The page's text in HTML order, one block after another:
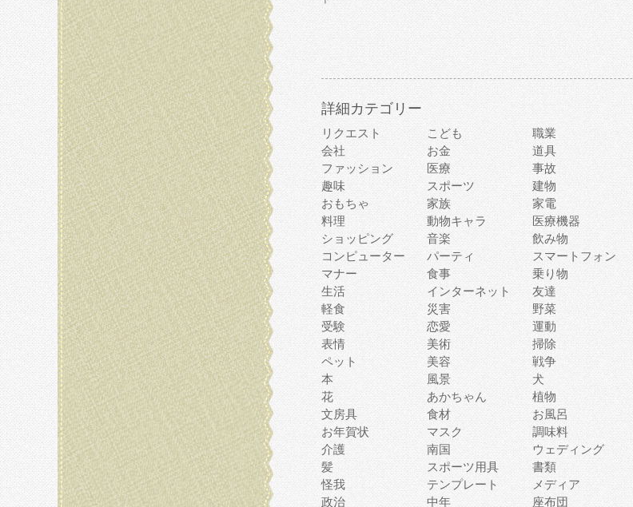
詳細カテゴリー
リクエスト こども 職業
会社
お金 道具
ファッション
医療 事故
趣味
スポーツ 建物
おもちゃ
家族 家電
料理
動物キャラ 医療機器
ショッピング
音楽 飲み物
コンピューター
パーティ スマートフォン
マナー
食事 乗り物
生活
インターネット 友達
軽食
災害 野菜
受験
恋愛 運動
表情
美術 掃除
ペット
美容 戦争
本
風景 犬
花
あかちゃん 植物
文房具
食材 お風呂
お年賀状
マスク 調味料
介護
南国 ウェディング
髪
スポーツ用具 書類
怪我
テンプレート メディア
政治
中年 座布団